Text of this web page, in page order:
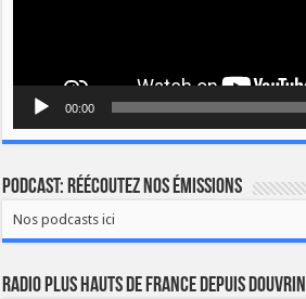
00:00
Podcast: Réécoutez nos émissions
Nos podcasts ici
Radio Plus Hauts de France depuis Douvrin